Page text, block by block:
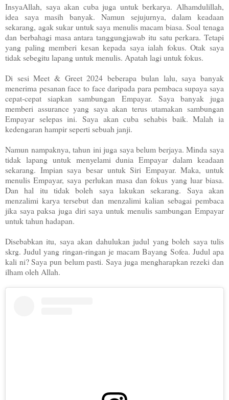
InsyaAllah, saya akan cuba juga untuk berkarya. Alhamdulillah,
idea saya masih banyak. Namun sejujurnya, dalam keadaan
sekarang, agak sukar untuk saya menulis macam biasa. Soal tenaga
dan berbahagi masa antara tanggungjawab itu satu perkara. Tetapi
yang paling memberi kesan kepada saya ialah fokus. Otak saya
tidak sebegitu lapang untuk menulis. Apatah lagi untuk fokus.
Di sesi Meet & Greet 2024 beberapa bulan lalu, saya banyak
menerima pesanan face to face daripada para pembaca supaya saya
cepat-cepat siapkan sambungan Empayar. Saya banyak juga
memberi assurance yang saya akan terus utamakan sambungan
Empayar selepas ini. Saya akan cuba sehabis baik. Malah ia
kedengaran hampir seperti sebuah janji.
Namun nampaknya, tahun ini juga saya belum berjaya. Minda saya
tidak lapang untuk menyelami dunia Empayar dalam keadaan
sekarang. Impian saya besar untuk Siri Empayar. Maka, untuk
menulis Empayar, saya perlukan masa dan fokus yang luar biasa.
Dan hal itu tidak boleh saya lakukan sekarang. Saya akan
menzalimi karya tersebut dan menzalimi kalian sebagai pembaca
jika saya paksa juga diri saya untuk menulis sambungan Empayar
untuk tahun hadapan.
Disebabkan itu, saya akan dahulukan judul yang boleh saya tulis
skrg. Judul yang ringan-ringan je macam Bayang Sofea. Judul apa
kali ni? Saya pun belum pasti. Saya juga mengharapkan rezeki dan
ilham oleh Allah.